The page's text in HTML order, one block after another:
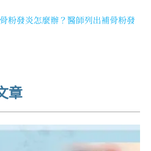
粉發炎怎麼辦？醫師列出補骨粉發
章